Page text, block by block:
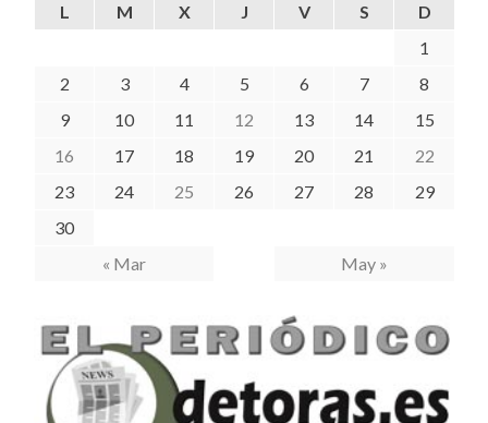
L M X J V S D
« Mar May »
1
2
3 4 5 6 7
8
9
10 11 12 13 14
15
16
17 18 19 20 21
22
23
24 25 26 27 28
29
30